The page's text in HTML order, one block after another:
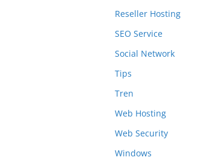
Reseller Hosting
SEO Service
Social Network
Tips
Tren
Web Hosting
Web Security
Windows